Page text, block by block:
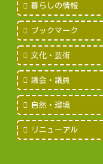
暮らしの情報
ブックマーク
文化・芸術
議会・議員
自然・環境
リニューアル